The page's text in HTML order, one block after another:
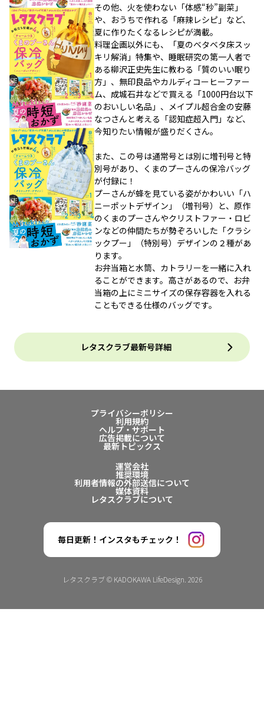
その他、火を使わない「体感“秒”副菜」
や、おうちで作れる「麻辣レシピ」など、
夏に作りたくなるレシピが満載。
料理企画以外にも、「夏のベタベタ床スッ
キリ解消」特集や、睡眠研究の第一人者で
ある柳沢正史先生に教わる「質のいい眠り
方」、無印良品やカルディコーヒーファー
ム、成城石井などで買える「1000円台以下
のおいしい名品」、メイプル超合金の安藤
なつさんと考える「認知症超入門」など、
今知りたい情報が盛りだくさん。
また、この号は通常号とは別に増刊号と特
別号があり、くまのプーさんの保冷バッグ
が付録に！
プーさんが蜂を見ている姿がかわいい「ハ
ニーポットデザイン」（増刊号）と、原作
のくまのプーさんやクリストファー・ロビ
ンなどの仲間たちが勢ぞろいした「クラシ
ックプー」（特別号）デザインの２種があ
ります。
お弁当箱と水筒、カトラリーを一緒に入れ
ることができます。高さがあるので、お弁
当箱の上にミニサイズの保存容器を入れる
こともできる仕様のバッグです。
レタスクラブ最新号詳細
プライバシーポリシー
利用規約
ヘルプ・サポート
広告掲載について
最新トピックス
運営会社
推奨環境
利用者情報の外部送信について
媒体資料
レタスクラブについて
毎日更新！インスタもチェック！
レタスクラブ © KADOKAWA LifeDesign. 2026